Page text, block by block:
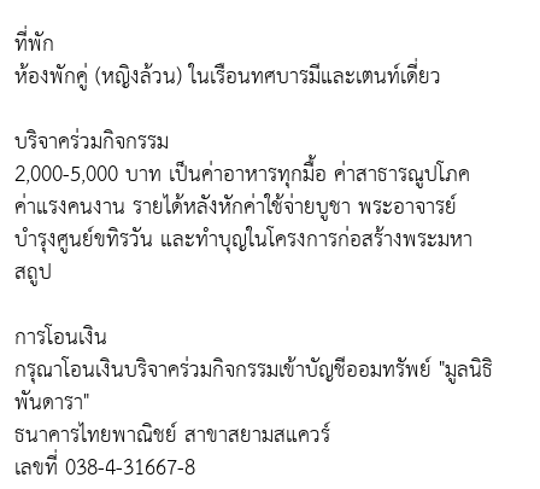
ที่พัก
ห้องพักคู่ (หญิงล้วน) ในเรือนทศบารมีและเตนท์เดี่ยว
บริจาคร่วมกิจกรรม
2,000-5,000 บาท เป็นค่าอาหารทุกมื้อ ค่าสาธารณูปโภค
ค่าแรงคนงาน รายได้หลังหักค่าใช้จ่ายบูชา พระอาจารย์
บำรุงศูนย์ขทิรวัน และทำบุญในโครงการก่อสร้างพระมหา
สถูป
การโอนเงิน
กรุณาโอนเงินบริจาคร่วมกิจกรรมเข้าบัญชีออมทรัพย์ "มูลนิธิ
พันดารา"
ธนาคารไทยพาณิชย์ สาขาสยามสแควร์
เลขที่ 038-4-31667-8